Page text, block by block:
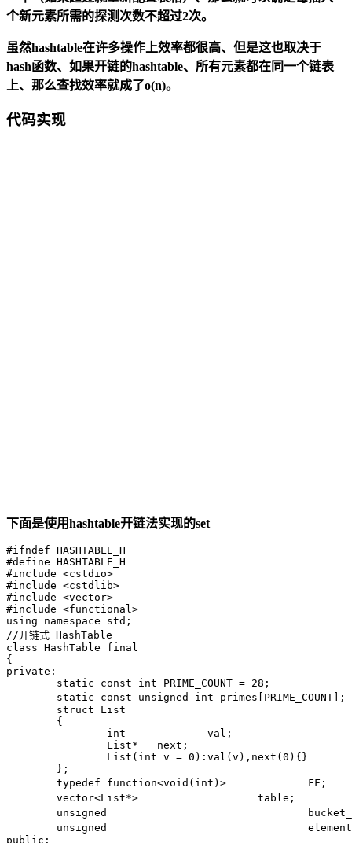
个新元素所需的探测次数不超过2次。
虽然hashtable在许多操作上效率都很高、但是这也取决于
hash函数、如果开链的hashtable、所有元素都在同一个链表
上、那么查找效率就成了o(n)。
代码实现
下面是使用hashtable开链法实现的set
#ifndef HASHTABLE_H
#define HASHTABLE_H
#include <cstdio>
#include <cstdlib>
#include <vector>
#include <functional>
using namespace std;
//开链式 HashTable
class HashTable final
{
private:
public: